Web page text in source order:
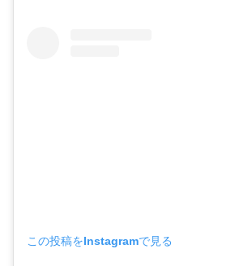
この投稿をInstagramで見る